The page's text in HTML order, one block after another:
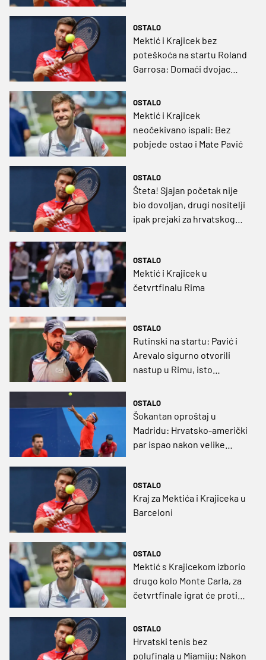
OSTALO
Mektić i Krajicek bez
poteškoća na startu Roland
Garrosa: Domaći dvojac
OSTALO
Mektić i Krajicek
neočekivano ispali: Bez
pobjede ostao i Mate Pavić
OSTALO
Šteta! Sjajan početak nije
bio dovoljan, drugi nositelji
ipak prejaki za hrvatskog
OSTALO
Mektić i Krajicek u
četvrtfinalu Rima
OSTALO
Rutinski na startu: Pavić i
Arevalo sigurno otvorili
nastup u Rimu, isto
OSTALO
Šokantan oproštaj u
Madridu: Hrvatsko-američki
par ispao nakon velike
OSTALO
Kraj za Mektića i Krajiceka u
Barceloni
OSTALO
Mektić s Krajicekom izborio
drugo kolo Monte Carla, za
četvrtfinale igrat će protiv
OSTALO
Hrvatski tenis bez
polufinala u Miamiju: Nakon